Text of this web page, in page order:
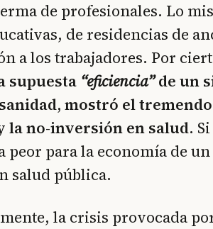
de profesionales. Lo
de residencias de
a los trabajadores. Por
supuesta “eficiencia”de un
mostró el
la no-inversión en salud.
peor para la economía de
salud pública.
la crisis provocada